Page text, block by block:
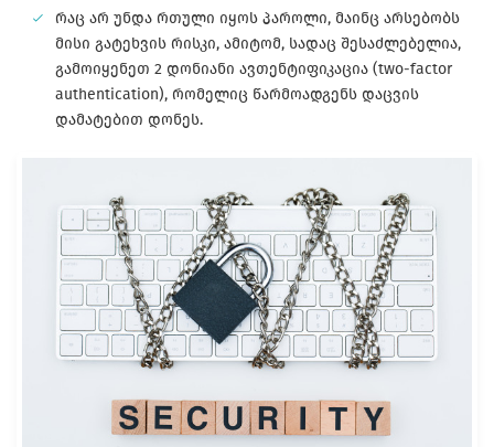
რაც არ უნდა რთული იყოს პაროლი, მაინც არსებობს
მისი გატეხვის რისკი, ამიტომ, სადაც შესაძლებელია,
გამოიყენეთ 2 დონიანი ავთენტიფიკაცია (two-factor
authentication), რომელიც წარმოადგენს დაცვის
დამატებით დონეს.